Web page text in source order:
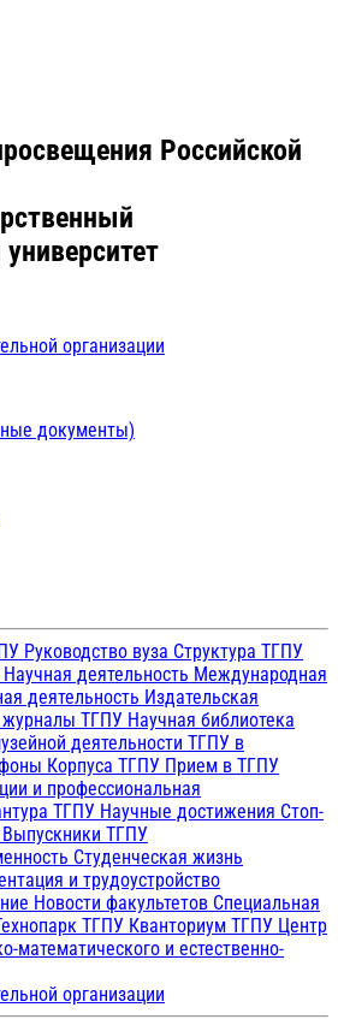
Российской
организации
документы)
Руководство вуза Структура ТГПУ
Научная деятельность Международная
деятельность Издательская
ТГПУ Научная библиотека
деятельности ТГПУ в
Корпуса ТГПУ Прием в ТГПУ
и профессиональная
ТГПУ Научные достижения Стоп-
Выпускники ТГПУ
Студенческая жизнь
и трудоустройство
Новости факультетов Специальная
ТГПУ Кванториум ТГПУ Центр
математического и естественно-
организации